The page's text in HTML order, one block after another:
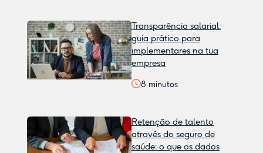
Transparência salarial:
guia prático para
implementares na tua
empresa
8 minutos
Retenção de talento
através do seguro de
saúde: o que os dados